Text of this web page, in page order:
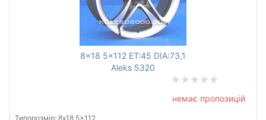
8x18 5x112 ET:45 DIA:73,1
Aleks 5320
немає пропозицій
Типорозмір: 8x18 5x112